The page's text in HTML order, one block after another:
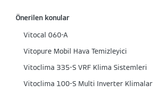
Önerilen konular
Vitocal 060-A
Vitopure Mobil Hava Temizleyici
Vitoclima 335-S VRF Klima Sistemleri
Vitoclima 100-S Multi Inverter Klimalar